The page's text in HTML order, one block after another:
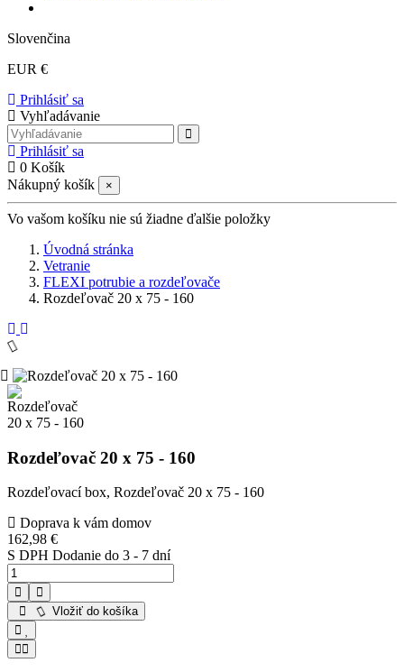
Slovenčina
EUR €
Prihlásiť sa
Vyhľadávanie
Prihlásiť sa
0 Košík
Nákupný košík
×
Vo vašom košíku nie sú žiadne ďalšie položky
Úvodná stránka
Vetranie
FLEXI potrubie a rozdeľovače
Rozdeľovač 20 x 75 - 160
Rozdeľovač 20 x 75 - 160
Rozdeľovací box, Rozdeľovač 20 x 75 - 160
Doprava k vám domov
162,98 €
S DPH Dodanie do 3 - 7 dní
Vložiť do košíka